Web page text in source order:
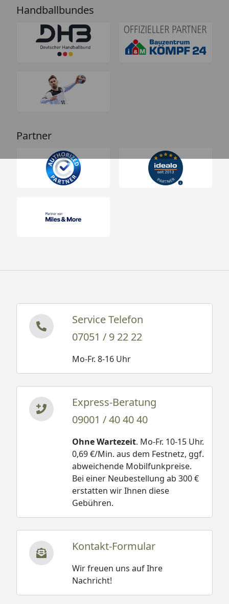
Handballbundes
Partner
Service Telefon
07051 / 9 22 22
Mo-Fr. 8-16 Uhr
Express-Beratung
09001 / 40 40 40
Ohne Wartezeit. Mo-Fr. 10-15 Uhr.
0,69 €/Min. aus dem Festnetz, ggf.
abweichende Mobilfunkpreise.
Bei einer Neubestellung ab 300 €
erstatten wir Ihnen diese
Gebühren.
Kontakt-Formular
Wir freuen uns auf Ihre
Nachricht!